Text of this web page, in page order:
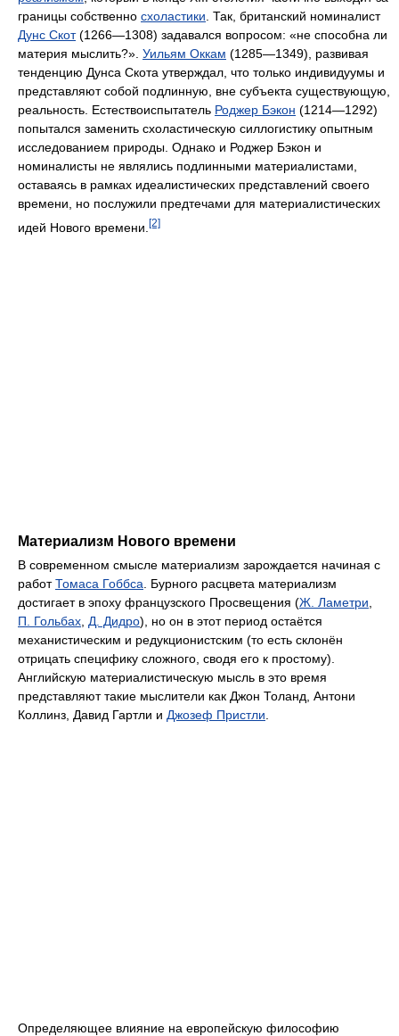
границы собственно схоластики . Так, британский номиналист
Дунс Скот(1266—1308) задавался вопросом: «не способна ли
материя мыслить?». Уильям Оккам (1285—1349), развивая
тенденцию Дунса Скота утверждал, что только индивидуумы и
представляют собой подлинную, вне субъекта существующую,
реальность. Естествоиспытатель Роджер Бэкон (1214—1292)
попытался заменить схоластическую силлогистику опытным
исследованием природы. Однако и Роджер Бэкон и
номиналисты не являлись подлинными материалистами,
оставаясь в рамках идеалистических представлений своего
времени, но послужили предтечами для материалистических
идей Нового времени. [2]
Материализм Нового времени
В современном смысле материализм зарождается начиная с
работТомаса Гоббса . Бурного расцвета материализм
достигает в эпоху французского Просвещения (Ж. Ламетри
П. Гольбах Д. Дидро), но он в этот период остаётся
механистическим и редукционистским (то есть склонён
отрицать специфику сложного, сводя его к простому).
Английскую материалистическую мысль в это время
представляют такие мыслители как Джон Толанд, Антони
Коллинз, Давид Гартли и Джозеф Пристли
Определяющее влияние на европейскую философию